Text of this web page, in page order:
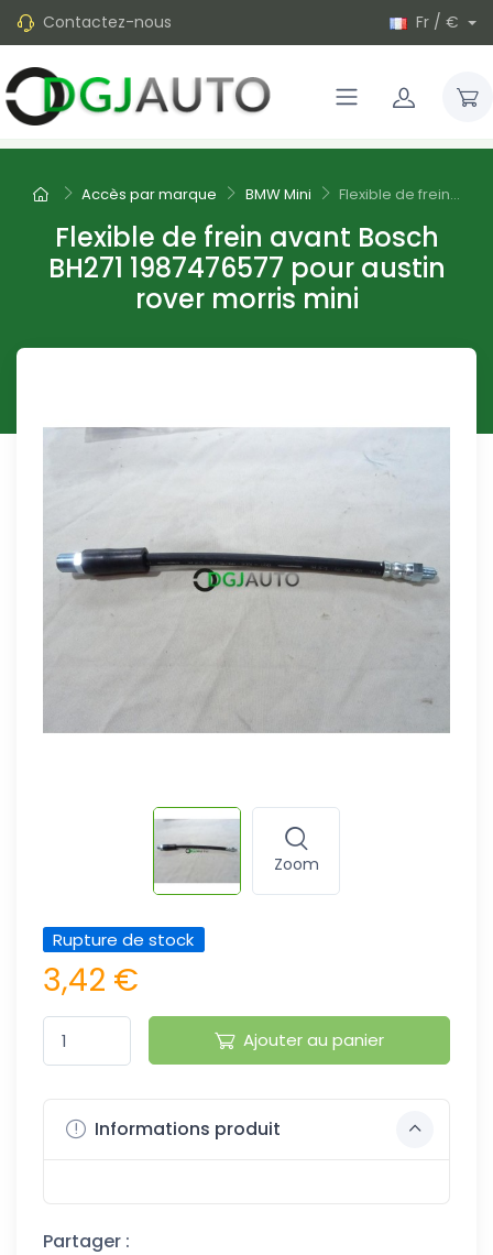
Contactez-nous Fr / €
Accès par marque BMW Mini Flexible de frein...
Flexible de frein avant Bosch
BH271 1987476577 pour austin
rover morris mini
Zoom
Rupture de stock
3,42 €
Ajouter au panier
Informations produit
Partager :